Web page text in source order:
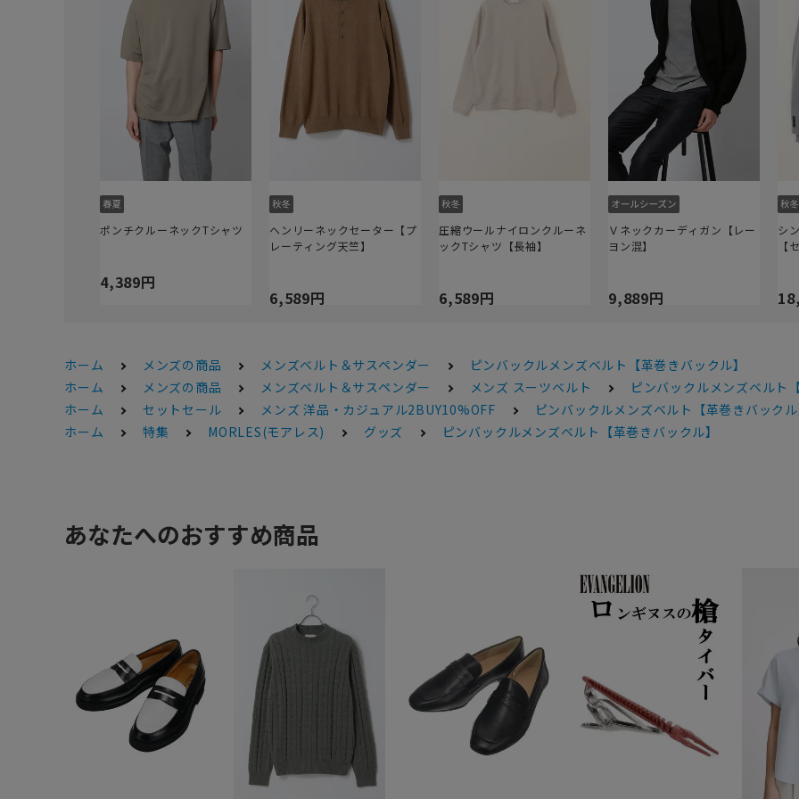
ポンチクルーネックTシャツ
4,389円
ヘンリーネックセーター【プ
レーティング天竺】
6,589円
圧縮ウールナイロンクルーネ
ックTシャツ【長袖】
6,589円
Ｖネックカーディガン【レー
ヨン混】
9,889円
シ
【
ホーム メンズの商品 メンズベルト＆サスペンダー
ピンバックルメンズベルト【革巻きバックル】
ホーム
メンズの商品 メンズベルト＆サスペンダー メンズ スーツベルト
ピンバックルメンズベルト
ホーム
セットセール メンズ 洋品・カジュアル2BUY10%OFF
ピンバックルメンズベルト【革巻きバック
ホーム
特集 MORLES(モアレス) グッズ ピンバックルメンズベルト【革巻きバックル】